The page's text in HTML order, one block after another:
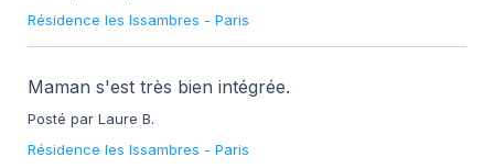
Résidence les Issambres - Paris
Maman s'est très bien intégrée.
Posté par Laure B.
Résidence les Issambres - Paris